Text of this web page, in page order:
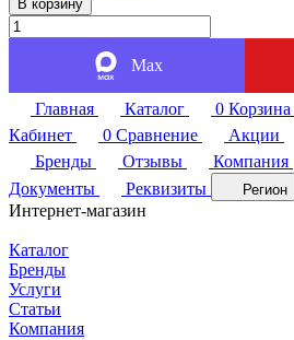
В корзину
Max
Главная Каталог 0 Корзина
Кабинет
0 Сравнение Акции
Бренды
Отзывы Компания
Документы
Реквизиты Регион
Интернет-магазин
Каталог
Бренды
Услуги
Статьи
Компания